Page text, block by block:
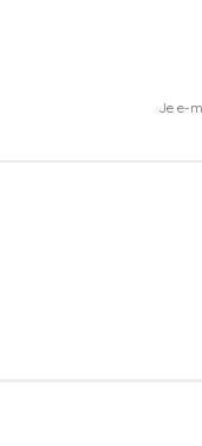
Je e-